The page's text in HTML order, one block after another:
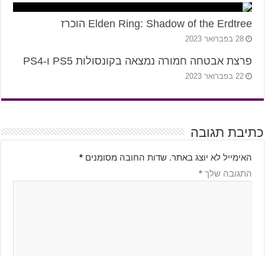
Elden Ring: Shadow of the Erdtree הוכרז
28 בפברואר 2023
פרצת אבטחה חמורה נמצאה בקונסולות PS5 ו-PS4
22 בפברואר 2023
כתיבת תגובה
האימייל לא יוצג באתר. שדות החובה מסומנים *
התגובה שלך *